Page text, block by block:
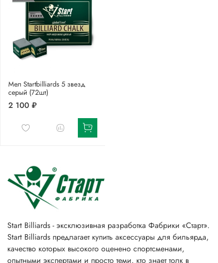
Мел Startbilliards 5 звезд
серый (72шт)
2 100 ₽
Start Billiards - эксклюзивная разработка Фабрики «Старт».
Start Billiards предлагает купить аксессуары для бильярда,
качество которых высокого оценено спортсменами,
опытными экспертами и просто теми, кто знает толк в